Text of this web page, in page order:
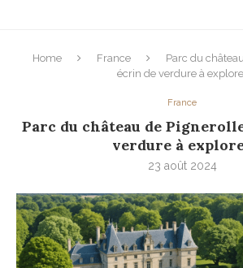
Home France
Parc du
écrin de verdure à
France
Parc du château de
verdure à
23 août 2024